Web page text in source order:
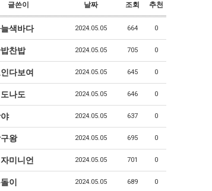
글쓴이 날짜 조회 추천
색바다 2024.05.05 664 0
찬밥 2024.05.05 705 0
다보여 2024.05.05 645 0
나도 2024.05.05 646 0
2024.05.05 637 0
왕 2024.05.05 695 0
미니언 2024.05.05 701 0
이 2024.05.05 689 0